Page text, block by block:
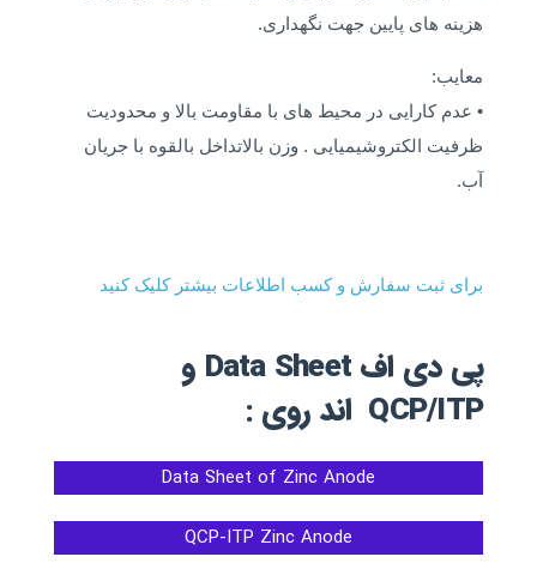
هزینه های پایین جهت نگهداری.
معایب:
• عدم کارایی در محیط های با مقاومت بالا و محدودیت
ظرفیت الکتروشیمیایی . وزن بالاتداخل بالقوه با جریان
آب.
برای ثبت سفارش و کسب اطلاعات بیشتر کلیک کنید
پی دی اف Data Sheet و
QCP/ITP اند روی :
Data Sheet of Zinc Anode
QCP-ITP Zinc Anode